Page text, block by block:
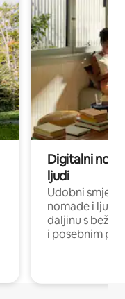
Digitalni
ljudi
Udobni
nomade i ljude
daljinu s
i posebnim